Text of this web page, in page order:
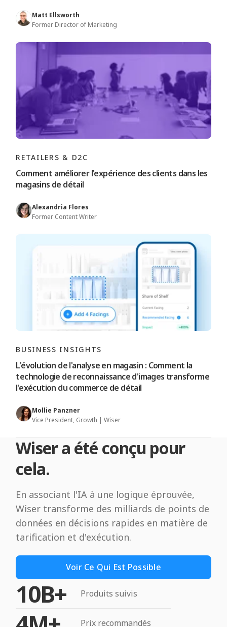
Matt Ellsworth
Former Director of Marketing
RETAILERS & D2C
Comment améliorer l'expérience des clients dans les
magasins de détail
Alexandria Flores
Former Content Writer
BUSINESS INSIGHTS
L'évolution de l'analyse en magasin : Comment la
technologie de reconnaissance d'images transforme
l'exécution du commerce de détail
Mollie Panzner
Vice President, Growth | Wiser
Wiser a été conçu pour
cela.
En associant l'IA à une logique éprouvée,
Wiser transforme des milliards de points de
données en décisions rapides en matière de
tarification et d'exécution.
Voir Ce Qui Est Possible
10B+ Produits suivis
Prix recommandés